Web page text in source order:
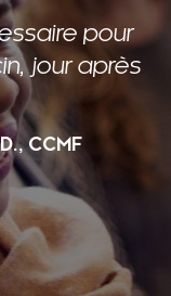
pour
jour après
CCMF